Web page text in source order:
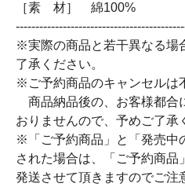
［素 材］ 綿100%
※実際の商品と若干異なる場
了承ください。
※ご予約商品のキャンセルは
商品納品後の、お客様都合
おりませんので、予めご了承
※「ご予約商品」と「発売中
された場合は、「ご予約商品
発送させて頂きますのでご注